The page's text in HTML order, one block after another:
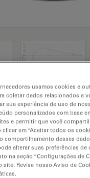
Objective HC PL
DE ORÇAMENTO
usamos cookies e
coletar dados relacionados a
sua experiência de uso de
personalizados com base
e permitir que você
clicar em “Aceitar todos os
compartilhamento desses
alterar suas preferências
na seção “Configurações de
Revise nosso Aviso de